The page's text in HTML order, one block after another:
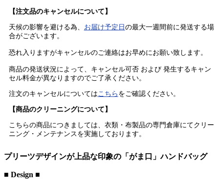
【注文品のキャンセルについて】
天候の影響を避ける為、 お届け予定日の最大一週間前に発送する場
合がございます。
恐れ入りますがキャンセルのご連絡はお早めにお願い致します。
商品の発送状況によって、キャンセル可否 および 発生するキャン
セル料金が異なりますのでご了承ください。
注文のキャンセルについては こちら をご確認ください。
【商品のクリーニングについて】
こちらの商品につきましては、衣類・布製品の専門倉庫にてクリー
ニング・メンテナンスを実施しております。
プリーツデザインが上品な印象の「がま口」ハンドバッグ
■ Design ■